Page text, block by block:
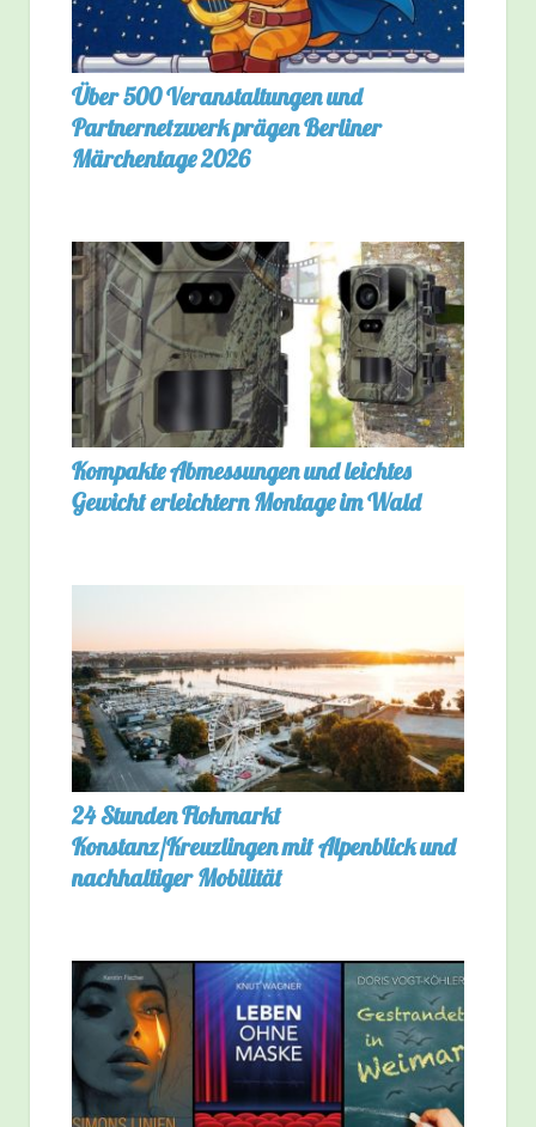
Über 500 Veranstaltungen und
Partnernetzwerk prägen Berliner
Märchentage 2026
Kompakte Abmessungen und leichtes
Gewicht erleichtern Montage im Wald
24 Stunden Flohmarkt
Konstanz/Kreuzlingen mit Alpenblick und
nachhaltiger Mobilität